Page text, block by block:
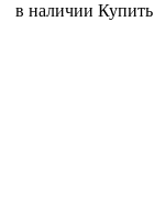
в наличии Купить